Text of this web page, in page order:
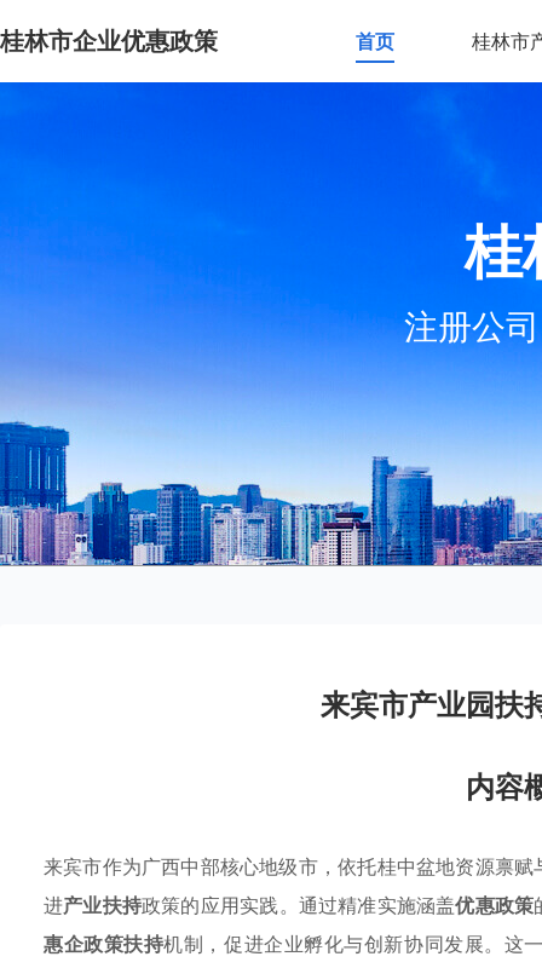
桂林市企业优惠政策 首页 桂林市
桂
注册公
来宾市产业园扶
内容
来宾市作为广西中部核心地级市，依托桂中盆地资源禀
进产业扶持政策的应用实践。通过精准实施涵盖优惠政策
惠企政策扶持机制，促进企业孵化与创新协同发展。这